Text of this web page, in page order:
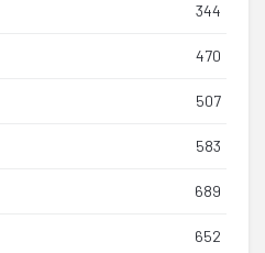
344
470
507
583
689
652